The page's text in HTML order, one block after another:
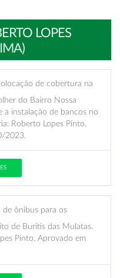
LOPES
de cobertura na
do Bairro Nossa
a instalação de bancos no
Roberto Lopes Pinto.
2023.
de ônibus para os
de Buritis das Mulatas.
Pinto. Aprovado em